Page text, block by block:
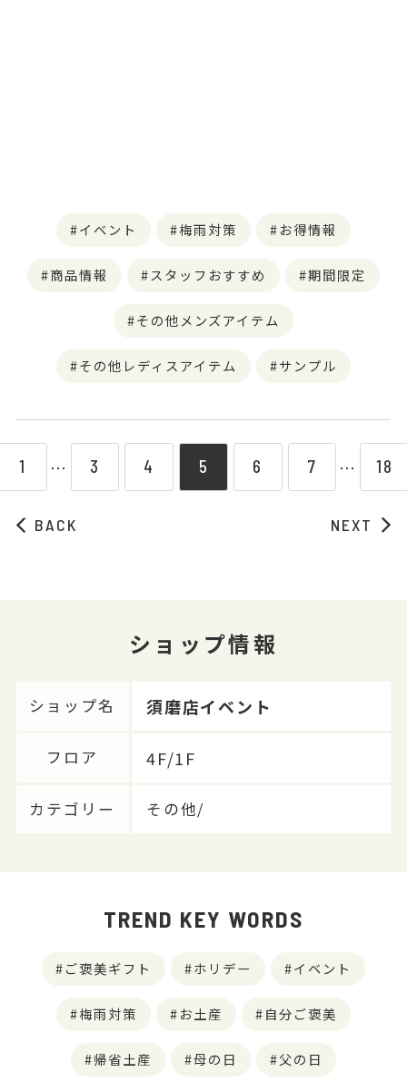
イベント 梅雨対策 お得情報
商品情報 スタッフおすすめ 期間限定
その他メンズアイテム
その他レディスアイテム サンプル
BACK
1 ⋯ 3 4 5 6 7 ⋯ 18
NEXT
ショップ情報
ショップ名 須磨店イベント
フロア 4F/1F
カテゴリー その他/
TREND KEY WORDS
ご褒美ギフト ホリデー イベント
梅雨対策 お土産 自分ご褒美
帰省土産 母の日 父の日